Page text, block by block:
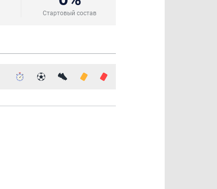
Стартовый состав